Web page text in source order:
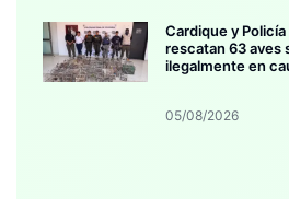
Cardique y
rescatan 63 aves
ilegalmente en
05/08/2026